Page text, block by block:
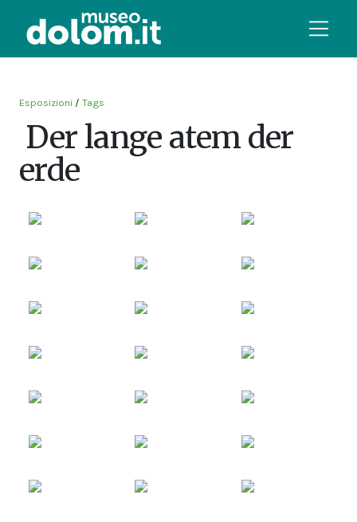
Esposizioni / Tags
Der lange atem der
erde